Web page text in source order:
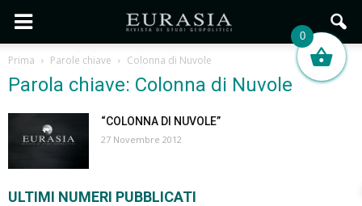
Prima Parole chiave Colonna di Nuvole
Parola chiave: Colonna di Nuvole
“COLONNA DI NUVOLE”
27 Novembre 2012
ULTIMI NUMERI PUBBLICATI
0